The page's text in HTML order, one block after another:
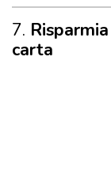
7.
carta